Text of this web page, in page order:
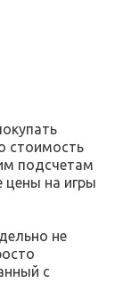
стоимость
подсчетам
цены на игры
не
с